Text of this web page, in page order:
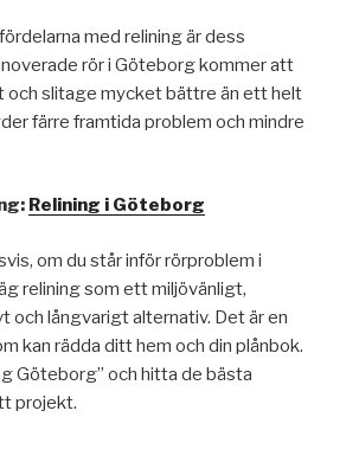
med relining är dess
rör i Göteborg kommer att
och slitage mycket bättre än ett helt
färre framtida problem och mindre
Relining i Göteborg
om du står inför rörproblem i
relining som ett miljövänligt,
långvarigt alternativ. Det är en
kan rädda ditt hem och din plånbok.
Göteborg” och hitta de bästa
projekt.